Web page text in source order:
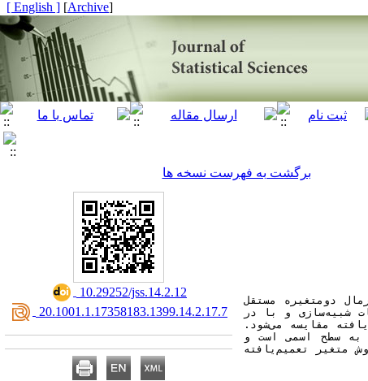
[
Archive
]
[ English ]
برگشت به فهرست نسخه ها
‎ 10.29252/jss.14.2.12
‎ 20.1001.1.17358183.1399.14.2.17.7